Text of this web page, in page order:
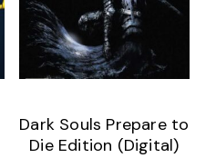
Dark Souls Prepare to
Die Edition (Digital)